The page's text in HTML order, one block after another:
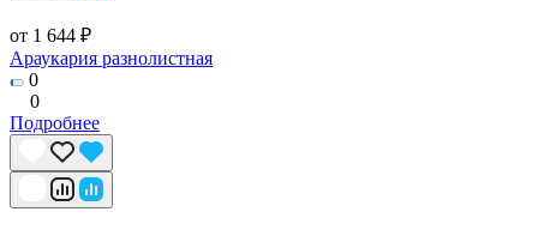
от 1 644 ₽
Араукария разнолистная
0
0
Подробнее